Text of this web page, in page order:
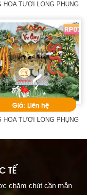
HOA TƯƠI LONG PHỤNG
Giá: Liên hệ
HOA TƯƠI LONG PHỤNG
TẾ
chăm chút cần mẫn